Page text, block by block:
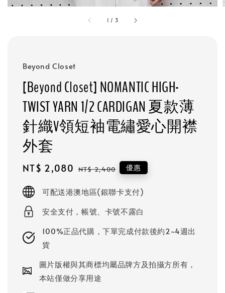
1 / 3
Beyond Closet
[Beyond Closet] NOMANTIC HIGH-
TWIST YARN 1/2 CARDIGAN 夏款薄
針織V領短袖電繡愛心開襟
外套
Sale
NT$ 2,080 Regular
NT$ 2,400 優惠
可配送港澳地區(銀聯卡支付)
安全支付，帳號、卡號不露白
100%正品代購，下單完成付款後約2~4週出
貨
圖片版權與其商標均屬品牌方及拍攝方所有，
本站僅做分享用途